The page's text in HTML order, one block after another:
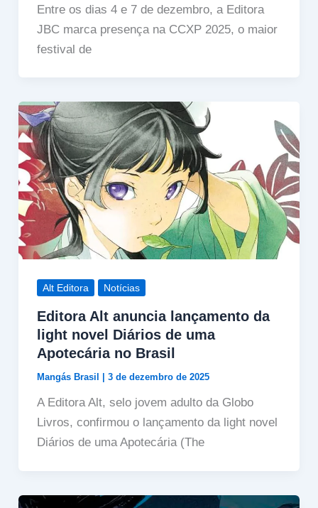
Entre os dias 4 e 7 de dezembro, a Editora
JBC marca presença na CCXP 2025, o maior
festival de
Alt Editora Notícias
Editora Alt anuncia lançamento da
light novel Diários de uma
Apotecária no Brasil
Mangás Brasil 3 de dezembro de 2025
A Editora Alt, selo jovem adulto da Globo
Livros, confirmou o lançamento da light novel
Diários de uma Apotecária (The